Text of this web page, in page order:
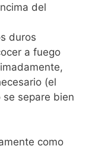
del
duros
a fuego
(el
separe bien
como